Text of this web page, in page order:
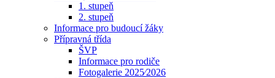
1. stupeň
2. stupeň
Informace pro budoucí žáky
Přípravná třída
ŠVP
Informace pro rodiče
Fotogalerie 2025⁄2026